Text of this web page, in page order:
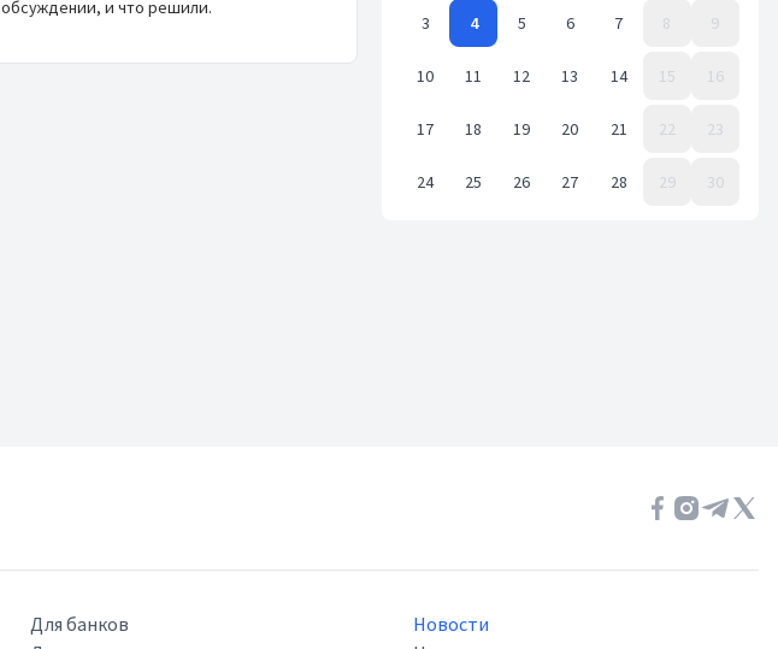
обсуждении, и что решили.
3 4 5 6 7 8 9
10 11 12 13 14 15 16
17 18 19 20 21 22 23
24 25 26 27 28 29 30
Для банков
Новости